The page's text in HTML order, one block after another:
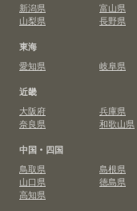
新潟県
富山県
山梨県
長野県
東海
愛知県
岐阜県
近畿
大阪府
兵庫県
奈良県
和歌山県
中国・四国
鳥取県
島根県
山口県
徳島県
高知県